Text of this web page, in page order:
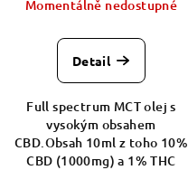
Momentálně nedostupné
Detail
Full spectrum MCT olej s
vysokým obsahem
CBD.Obsah 10ml z toho 10%
CBD (1000mg) a 1% THC